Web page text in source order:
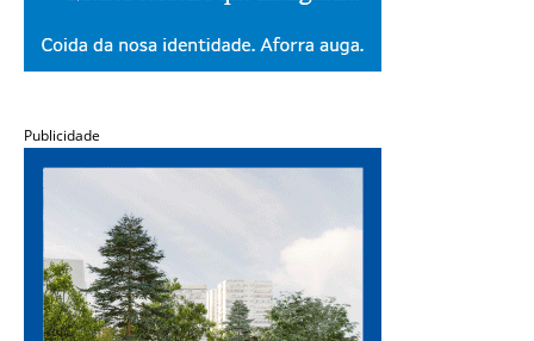
Publicidade